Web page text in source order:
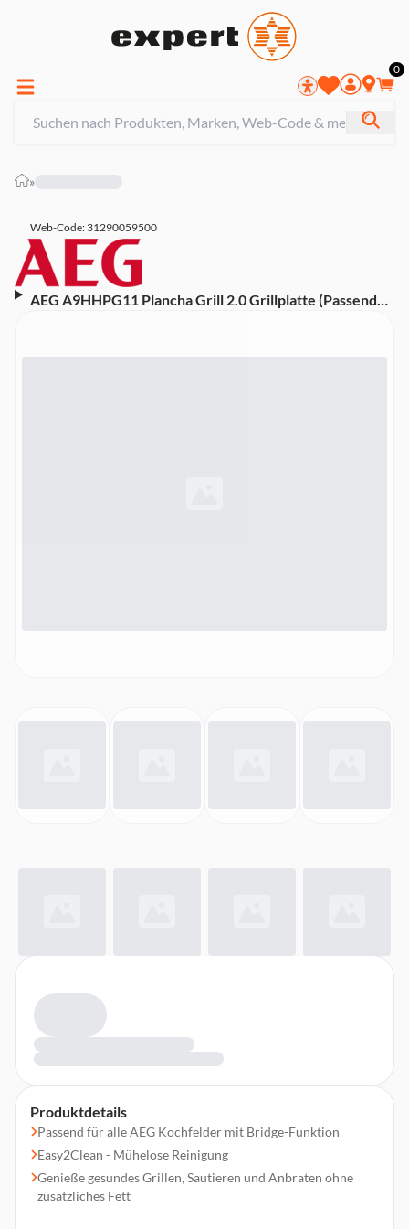
0
»
Web-Code: 31290059500
AEG A9HHPG11 Plancha Grill 2.0 Grillplatte (Passend
Produktdetails
Passend für alle AEG Kochfelder mit Bridge-Funktion
Easy2Clean - Mühelose Reinigung
Genieße gesundes Grillen, Sautieren und Anbraten ohne
zusätzliches Fett